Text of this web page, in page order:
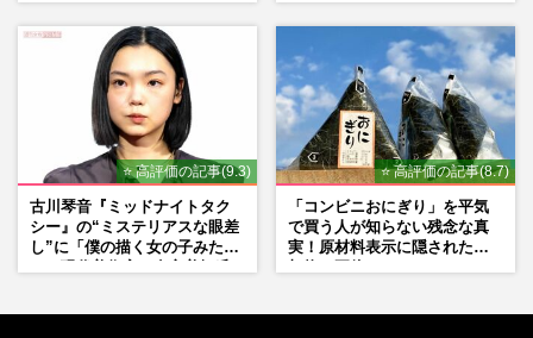
⭐ 高評価の記事(9.3)
古川琴音『ミッドナイトタク
シー』の“ミステリアスな眼差
し”に「僕の描く女の子みた
⭐ 高評価の記事(8.7)
「コンビニおにぎり」を平気
で買う人が知らない残念な真
実！原材料表示に隠された添